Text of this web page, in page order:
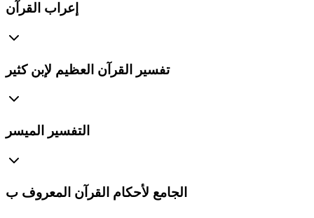
إعراب القرآن
تفسير القرآن العظيم لإبن كثير
التفسير الميسر
الجامع لأحكام القرآن المعروف ب